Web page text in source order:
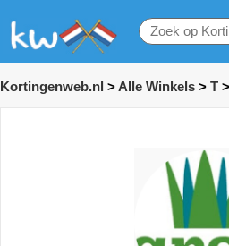
Kortingenweb.nl > Alle Winkels > T >